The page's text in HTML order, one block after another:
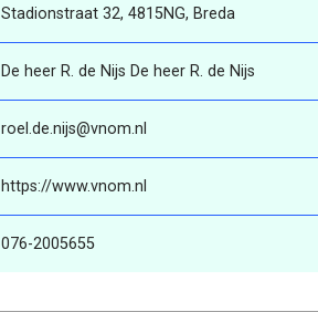
Stadionstraat 32, 4815NG, Breda
De heer R. de Nijs De heer R. de Nijs
roel.de.nijs@vnom.nl
https://www.vnom.nl
076-2005655